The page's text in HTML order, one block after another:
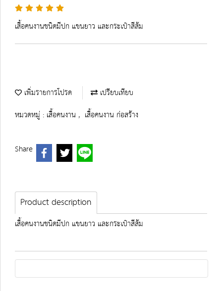
เสื้อคนงานชนิดมีปก แขนยาว และกระเป๋าสีส้ม
เพิ่มรายการโปรด
เปรียบเทียบ
หมวดหมู่ : เสื้อคนงาน, เสื้อคนงาน ก่อสร้าง
Share
Product description
เสื้อคนงานชนิดมีปก แขนยาว และกระเป๋าสีส้ม